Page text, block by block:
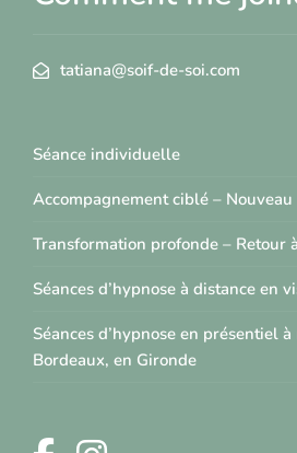
tatiana@soif-de-soi.com
Séance individuelle
Accompagnement ciblé –
Transformation profonde – Retour
Séances d’hypnose à distance en
Séances d’hypnose en présentiel
Bordeaux, en Gironde